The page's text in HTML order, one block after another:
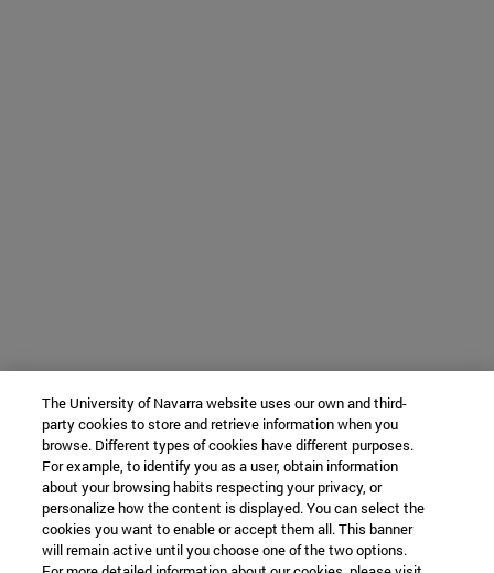
The University of Navarra website uses our own and third-
party cookies to store and retrieve information when you
browse. Different types of cookies have different purposes.
For example, to identify you as a user, obtain information
about your browsing habits respecting your privacy, or
personalize how the content is displayed. You can select the
cookies you want to enable or accept them all. This banner
will remain active until you choose one of the two options.